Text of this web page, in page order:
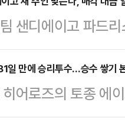
지 기록했다. 세
안을 동시에 입증
…
대승을 거뒀다.이
차 대승에도 마냥
깨 통증을 호소하
에서 최형우 상대
아웃을 향해 몸의
샌디에이고 파드
새로운 주인을 맞
들러 가문이 사모
권을 넘기는 최종
공개되지 않았으나
일 만에 승리투수…승수 쌓기
어로즈의 토종 에
다.안우진은 2일